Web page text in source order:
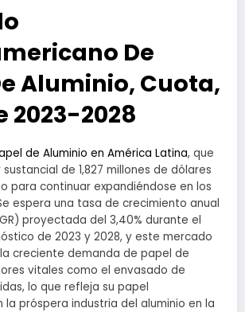
De
Aluminio, Cuota,
2023-2028
de Aluminio en América Latina, que
de 1,827 millones de dólares
para continuar expandiéndose en los
espera una tasa de crecimiento anual
proyectada del 3,40% durante el
de 2023 y 2028, y este mercado
creciente demanda de papel de
vitales como el envasado de
lo que refleja su papel
la próspera industria del aluminio en la